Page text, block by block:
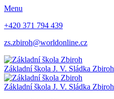
Menu
+420 371 794 439
zs.zbiroh@worldonline.cz
Základní škola J. V. Sládka Zbiroh
Základní škola J. V. Sládka Zbiroh